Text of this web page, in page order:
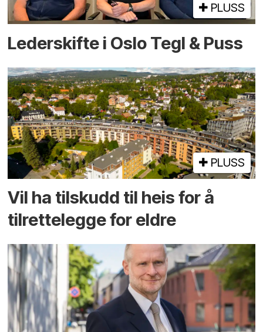
PLUSS
Lederskifte i Oslo Tegl & Puss
PLUSS
Vil ha tilskudd til heis for å
tilrettelegge for eldre